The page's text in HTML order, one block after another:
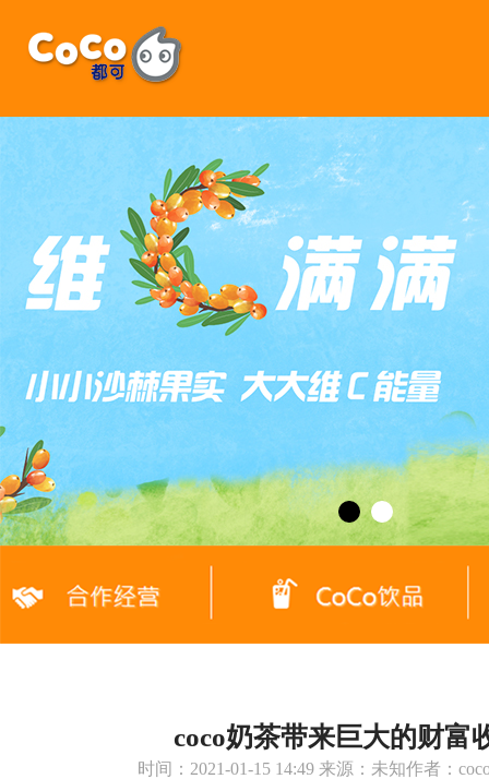
coco奶茶带来巨大的财富
时间：2021-01-15 14:49 来源：未知作者：